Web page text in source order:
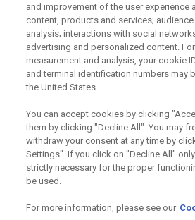
Odebírejte náš
Právní Podmínky
Souhlas se zpracováním osobních
Souhlas se zpracováním osobních údajů
účelům
and improvement of the user
content, products and services;
analysis; interactions with social
advertising and personalized content.
measurement and analysis, your cookie
and terminal identification numbers may
the United States.
You can accept cookies by clicking
them by clicking "Decline All". You may
withdraw your consent at any time by
Settings". If you click on "Decline All"
strictly necessary for the proper
be used.
For more information, please see our